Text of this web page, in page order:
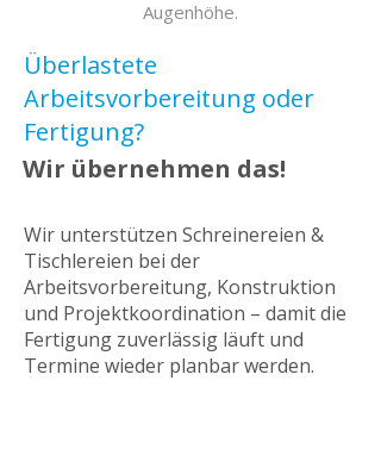
Augenhöhe.
Überlastete
Arbeitsvorbereitung oder
Fertigung?
Wir übernehmen das!
Wir unterstützen Schreinereien &
Tischlereien bei der
Arbeitsvorbereitung, Konstruktion
und Projektkoordination – damit die
Fertigung zuverlässig läuft und
Termine wieder planbar werden.